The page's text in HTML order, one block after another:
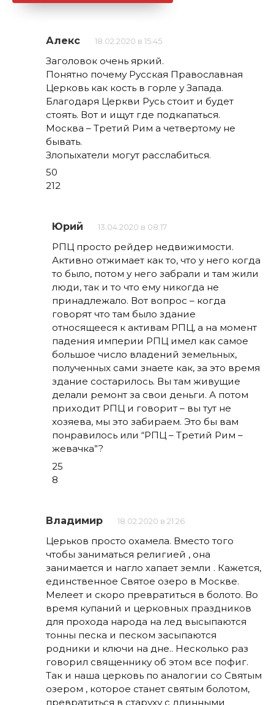
Алекс 18.02.2020 в 15:45
Заголовок очень яркий.
Понятно почему Русская Православная
Церковь как кость в горле у Запада.
Благодаря Церкви Русь стоит и будет
стоять. Вот и ищут где подкапаться.
Москва – Третий Рим а четвертому не
бывать.
Злопыхатели могут расслабиться.
50
212
Юрий 13.04.2020 в 08:17
РПЦ просто рейдер недвижимости.
Активно отжимает как то, что у него когда
то было, потом у него забрали и там жили
люди, так и то что ему никогда не
принадлежало. Вот вопрос – когда
говорят что там было здание
относящееся к активам РПЦ, а на момент
падения империи РПЦ имел как самое
большое число владений земельных,
полученных сами знаете как, за это время
здание состарилось. Вы там живущие
делали ремонт за свои деньги. А потом
приходит РПЦ и говорит – вы тут не
хозяева, мы это забираем. Это бы вам
понравилось или “РПЦ – Третий Рим –
жевачка”?
25
8
Владимир 18.02.2020 в 21:26
Церьков просто охамела. Вместо того
чтобы заниматься религией , она
занимается и нагло хапает земли . Кажется,
единственное Святое озеро в Москве.
Мелеет и скоро превратиться в болото. Во
время купаний и церковных праздников
для прохода народа на лед высыпаются
тонны песка и песком засыпаются
родники и ключи на дне.. Несколько раз
говорил священнику об этом все пофиг.
Так и наша церковь по аналогии со Святым
озером , которое станет святым болотом,
превратиться в старуху с длинными